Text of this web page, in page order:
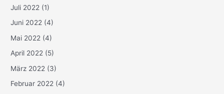
Juli 2022 (1)
Juni 2022 (4)
Mai 2022 (4)
April 2022 (5)
März 2022 (3)
Februar 2022 (4)